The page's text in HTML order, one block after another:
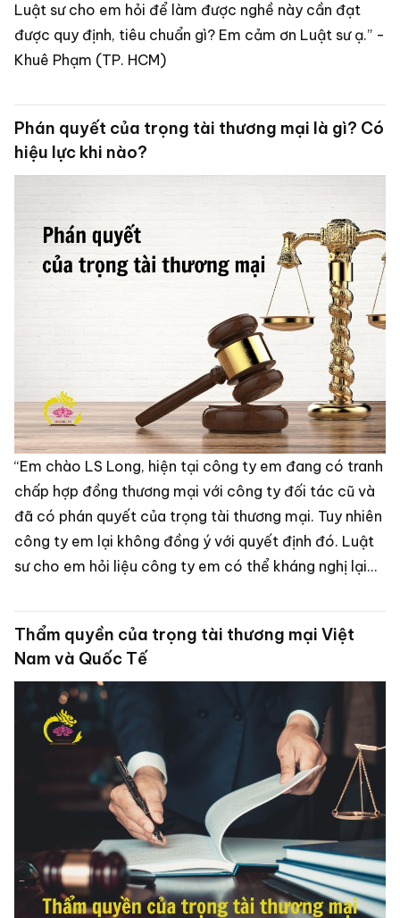
Luật sư cho em hỏi để làm được nghề này cần đạt
được quy định, tiêu chuẩn gì? Em cảm ơn Luật sư ạ.” -
Khuê Phạm (TP. HCM)
Phán quyết của trọng tài thương mại là gì? Có
hiệu lực khi nào?
“Em chào LS Long, hiện tại công ty em đang có tranh
chấp hợp đồng thương mại với công ty đối tác cũ và
đã có phán quyết của trọng tài thương mại. Tuy nhiên
công ty em lại không đồng ý với quyết định đó. Luật
sư cho em hỏi liệu công ty em có thể kháng nghị lại
sẽ có thẩm quyền trong vấn đề này? Em cảm ơn Luật
sư nhiều ạ.” - Hải Sơn - cán bộ hành chính công ty X
(Bắc Giang).
Thẩm quyền của trọng tài thương mại Việt
Nam và Quốc Tế